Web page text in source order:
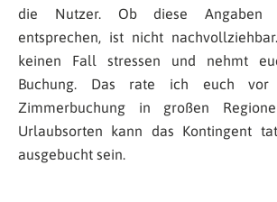
die Nutzer. Ob diese Angaben
entsprechen, ist nicht
keinen Fall stressen und nehmt
Buchung. Das rate ich euch
Zimmerbuchung in großen
Urlaubsorten kann das Kontingent
ausgebucht sein.